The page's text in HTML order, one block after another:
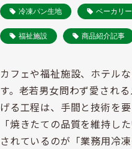
冷凍パン生地 ベーカリー
福祉施設 商品紹介記事
カフェや福祉施設、ホテル
す。老若男女問わず愛され
げる工程は、手間と技術を要
「焼きたての品質を維持し
されているのが「業務用冷